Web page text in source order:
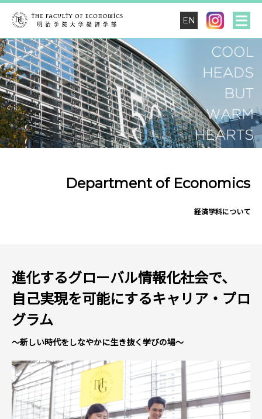
EN
Department of Economics
経済学科について
進化するグローバル情報化社会で、
自己実現を可能にするキャリア・プロ
グラム
～新しい時代を しなやかに生き抜く学びの場～